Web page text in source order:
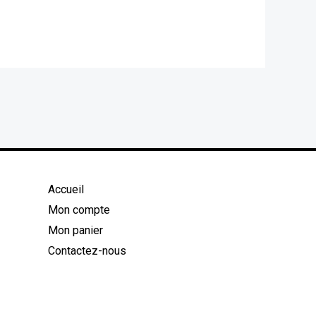
Accueil
Mon compte
Mon panier
Contactez-nous